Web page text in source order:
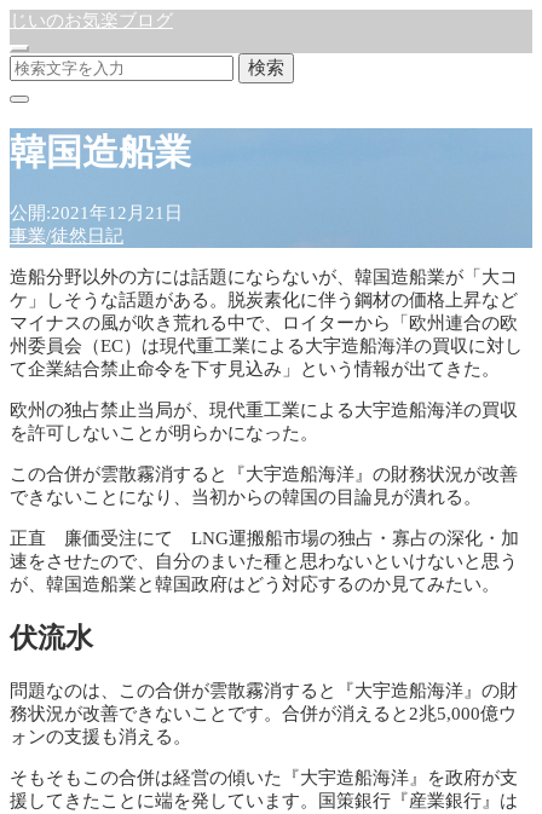
じいのお気楽ブログ
検索
韓国造船業
公開:2021年12月21日
事業/徒然日記
造船分野以外の方には話題にならないが、韓国造船業が「大コ
ケ」しそうな話題がある。脱炭素化に伴う鋼材の価格上昇など
マイナスの風が吹き荒れる中で、ロイターから「欧州連合の欧
州委員会（EC）は現代重工業による大宇造船海洋の買収に対し
て企業結合禁止命令を下す見込み」という情報が出てきた。
欧州の独占禁止当局が、現代重工業による大宇造船海洋の買収
を許可しないことが明らかになった。
この合併が雲散霧消すると『大宇造船海洋』の財務状況が改善
できないことになり、当初からの韓国の目論見が潰れる。
正直 廉価受注にて LNG運搬船市場の独占・寡占の深化・加
速をさせたので、自分のまいた種と思わないといけないと思う
が、韓国造船業と韓国政府はどう対応するのか見てみたい。
伏流水
問題なのは、この合併が雲散霧消すると『大宇造船海洋』の財
務状況が改善できないことです。合併が消えると2兆5,000億ウ
ォンの支援も消える。
そもそもこの合併は経営の傾いた『大宇造船海洋』を政府が支
援してきたことに端を発しています。国策銀行『産業銀行』は